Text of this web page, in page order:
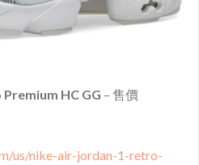
HC GG – 售價
us/nike-air-jordan-1-retro-